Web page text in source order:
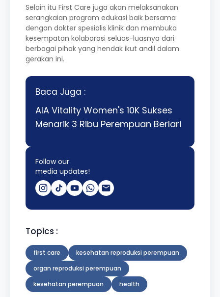
Selain itu First Care juga akan melaksanakan
serangkaian program edukasi baik bersama
dengan dokter spesialis klinik dan membuka
kesempatan kolaborasi seluas-luasnya dari
berbagai pihak yang hendak ikut andil dalam
gerakan ini.
Baca Juga :
AIA Vitality Women's 10K Sukses
Menarik 3 Ribu Perempuan Berlari
Follow our
media updates!
Topics :
first care
kesehatan reproduksi perempuan
organ reproduksi perempuan
kesehatan perempuan
health